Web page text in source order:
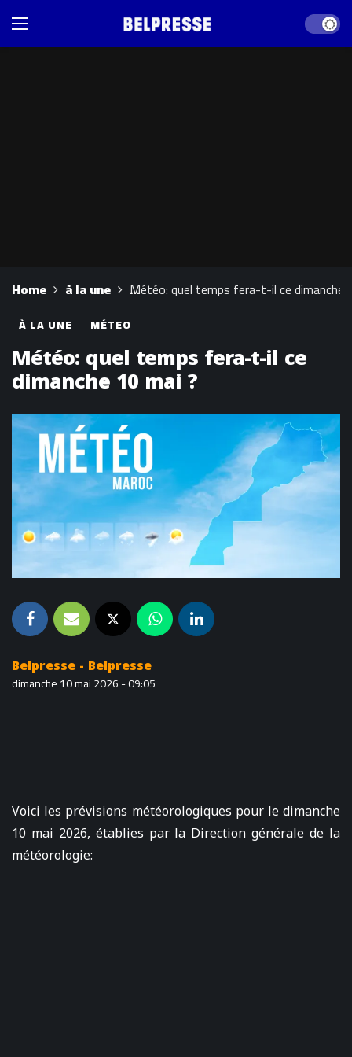
Dark
Home à la une Météo: quel temps fera-t-il ce dimanche
À LA UNE MÉTEO
Météo: quel temps fera-t-il ce
dimanche 10 mai ?
Belpresse - Belpresse
dimanche 10 mai 2026 - 09:05
Voici les prévisions météorologiques pour le dimanche
10 mai 2026, établies par la Direction générale de la
météorologie: